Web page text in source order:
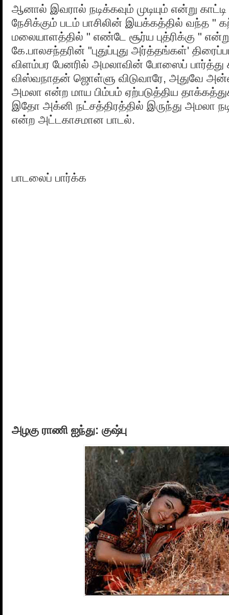
ஆனால் இவரால் நடிக்கவும் முடியும் என்று
நேசிக்கும் படம் பாசிலின் இயக்கத்தில் வந்த "
மலையாளத்தில் " எண்டே சூர்ய புத்ரிக்கு "
கே.பாலசந்தரின் "புதுப்புது அர்த்தங்கள்'
விளம்பர பேனரில் அமலாவின் போஸைப் பார்த்து
விஸ்வநாதன் ஜொள்ளு விடுவாரே, அதுவே
அமலா என்ற மாய பிம்பம் ஏற்படுத்திய
இதோ அக்னி நட்சத்திரத்தில் இருந்து அமலா
என்ற அட்டகாசமான பாடல்.
பாடலைப் பார்க்க
அழகு ராணி ஐந்து: குஷ்பு